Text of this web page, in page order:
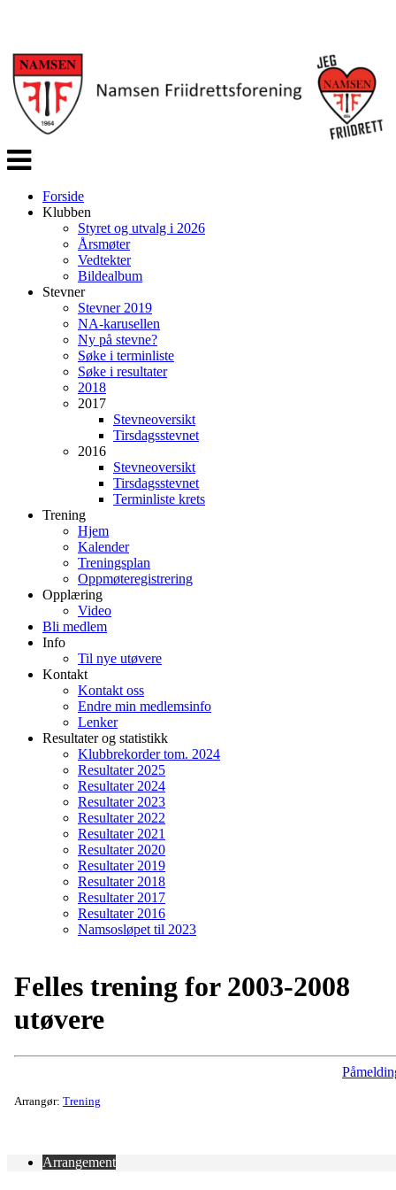
Veksle
navigasjon
Forside
Klubben
Styret og utvalg i 2026
Årsmøter
Vedtekter
Bildealbum
Stevner
Stevner 2019
NA-karusellen
Ny på stevne?
Søke i terminliste
Søke i resultater
2018
2017
Stevneoversikt
Tirsdagsstevnet
2016
Stevneoversikt
Tirsdagsstevnet
Terminliste krets
Trening
Hjem
Kalender
Treningsplan
Oppmøteregistrering
Opplæring
Video
Bli medlem
Info
Til nye utøvere
Kontakt
Kontakt oss
Endre min medlemsinfo
Lenker
Resultater og statistikk
Klubbrekorder tom. 2024
Resultater 2025
Resultater 2024
Resultater 2023
Resultater 2022
Resultater 2021
Resultater 2020
Resultater 2019
Resultater 2018
Resultater 2017
Resultater 2016
Namsosløpet til 2023
Felles trening for 2003-2008
utøvere
Arrangør: Trening
Arrangement